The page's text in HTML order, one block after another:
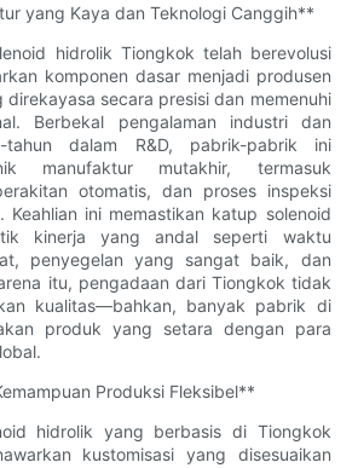
yang Kaya dan Teknologi Canggih**
hidrolik Tiongkok telah berevolusi
komponen dasar menjadi produsen
secara presisi dan memenuhi
Berbekal pengalaman industri dan
tahun dalam R&D, pabrik-pabrik ini
manufaktur mutakhir, termasuk
otomatis, dan proses inspeksi
ini memastikan katup solenoid
kinerja yang andal seperti waktu
penyegelan yang sangat baik, dan
itu, pengadaan dari Tiongkok tidak
kualitas—bahkan, banyak pabrik di
produk yang setara dengan para
Produksi Fleksibel**
hidrolik yang berbasis di Tiongkok
kustomisasi yang disesuaikan